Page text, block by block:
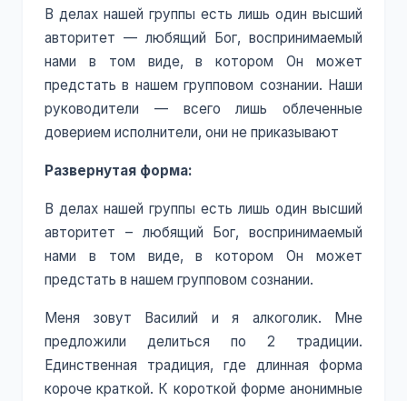
В делах нашей группы есть лишь один высший
авторитет — любящий Бог, воспринимаемый
нами в том виде, в котором Он может
предстать в нашем групповом сознании. Наши
руководители — всего лишь облеченные
доверием исполнители, они не приказывают
Развернутая форма:
В делах нашей группы есть лишь один высший
авторитет – любящий Бог, воспринимаемый
нами в том виде, в котором Он может
предстать в нашем групповом сознании.
Меня зовут Василий и я алкоголик. Мне
предложили делиться по 2 традиции.
Единственная традиция, где длинная форма
короче краткой. К короткой форме анонимные